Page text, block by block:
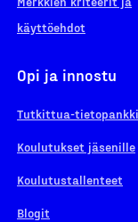
käyttöehdot
Opi ja innostu
Tutkittua-tietopankki
Koulutukset jäsenille
Koulutustallenteet
Blogit